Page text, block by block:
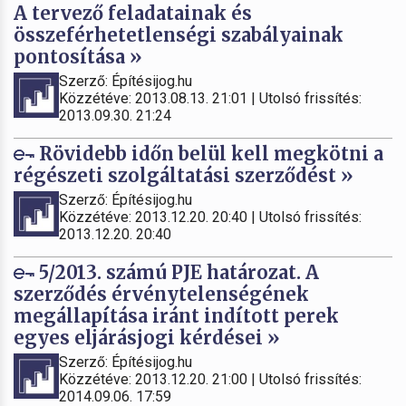
A tervező feladatainak és
összeférhetetlenségi szabályainak
pontosítása »
Szerző: Építésijog.hu
Közzétéve: 2013.08.13. 21:01 | Utolsó frissítés:
2013.09.30. 21:24
Rövidebb időn belül kell megkötni a
régészeti szolgáltatási szerződést »
Szerző: Építésijog.hu
Közzétéve: 2013.12.20. 20:40 | Utolsó frissítés:
2013.12.20. 20:40
5/2013. számú PJE határozat. A
szerződés érvénytelenségének
megállapítása iránt indított perek
egyes eljárásjogi kérdései »
Szerző: Építésijog.hu
Közzétéve: 2013.12.20. 21:00 | Utolsó frissítés:
2014.09.06. 17:59